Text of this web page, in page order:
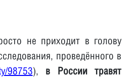
не приходит в голову
проведённого в
98753), в России травят